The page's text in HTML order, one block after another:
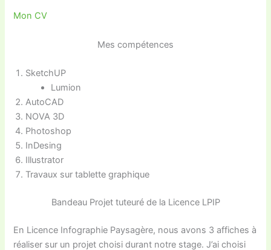
Mon CV
Mes compétences
SketchUP
Lumion
AutoCAD
NOVA 3D
Photoshop
InDesing
Illustrator
Travaux sur tablette graphique
Bandeau Projet tuteuré de la Licence LPIP
En Licence Infographie Paysagère, nous avons 3 affiches à
réaliser sur un projet choisi durant notre stage. J’ai choisi